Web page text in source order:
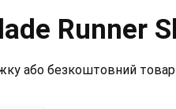
Runner
або безкоштовний